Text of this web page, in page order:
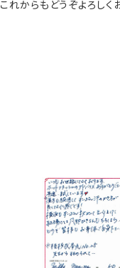
これからもどうぞよろしく